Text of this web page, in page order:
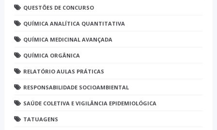
QUESTÕES DE CONCURSO
QUÍMICA ANALÍTICA QUANTITATIVA
QUÍMICA MEDICINAL AVANÇADA
QUÍMICA ORGÂNICA
RELATÓRIO AULAS PRÁTICAS
RESPONSABILIDADE SOCIOAMBIENTAL
SAÚDE COLETIVA E VIGILÂNCIA EPIDEMIOLÓGICA
TATUAGENS